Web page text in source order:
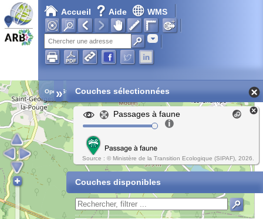
Accueil Aide WMS
Adresse
Open Street Map
» Couches sélectionnées
Passages à faune
Source : © Ministère de la Transition Ecologique (SIPAF), 2026.
Couches disponibles